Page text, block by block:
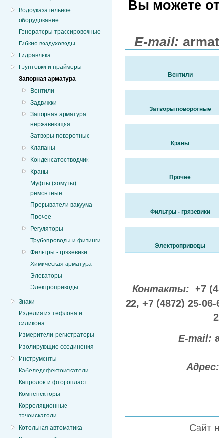
Водоуказательное
оборудование
Генераторы трассировочные
Гибкие воздуховоды
Гидравлика
Грунтовки и праймеры
Запорная арматура
Вентили
Задвижки
Запорная арматура
нержавеющая
Затворы поворотные
Клапаны
Конденсатоотводчик
Краны
Муфты (хомуты)
ремонтные
Прерыватели вакуума
Прочее
Регуляторы
Трубопроводы и фитинги
Фильтры - грязевики
Химическая арматура
Элеваторы
Электроприводы
Знаки
Изделия из тефлона и
силикона
Измерители-регистраторы
Изолирующие соединения
Инструменты
Кабеледефектоискатели
Капролон и фторопласт
Компенсаторы
Корреляционные
течеискатели
Котельная автоматика
Вы можете
E-mail:
Вентили
Затворы поворотные
Краны
Прочее
Фильтры - грязевики
Электроприводы
Контакты: +7
22, +7 (4872) 25-
E-mail:
Сайт